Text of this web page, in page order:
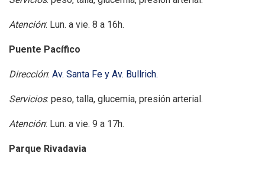
Atención: Lun. a vie. 8 a 16h.
Puente Pacífico
Dirección: Av. Santa Fe y Av. Bullrich.
Servicios: peso, talla, glucemia, presión arterial.
Atención: Lun. a vie. 9 a 17h.
Parque Rivadavia